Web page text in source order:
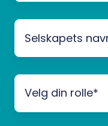
Selskapets
navn